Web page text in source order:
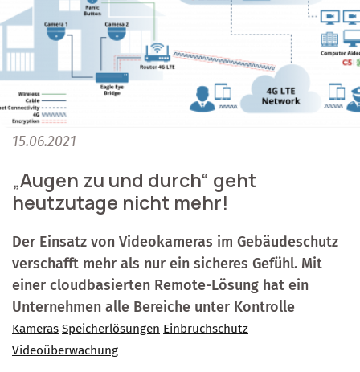
15.06.2021
„Augen zu und durch“ geht
heutzutage nicht mehr!
Der Einsatz von Videokameras im Gebäudeschutz
verschafft mehr als nur ein sicheres Gefühl. Mit
einer cloudbasierten Remote-Lösung hat ein
Unternehmen alle Bereiche unter Kontrolle
Kameras Speicherlösungen Einbruchschutz
Videoüberwachung